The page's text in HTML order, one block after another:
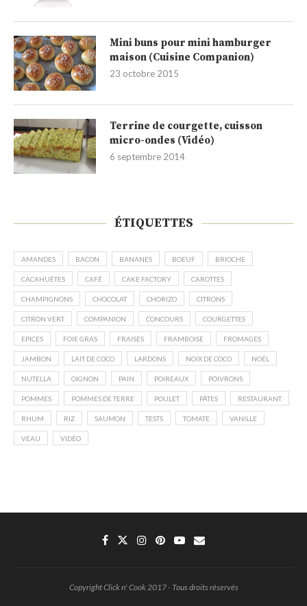
Mini buns pour mini hamburger
maison (Cuisine Companion)
23 octobre 2015
Terrine de courgette, cuisson
micro-ondes (Vidéo)
6 septembre 2014
ÉTIQUETTES
AMANDES BACON BANANES BOEUF BRIOCHE
CACAHUÈTES CAFÉ CAKE FACTORY CAROTTES
CHAMPIGNONS CHOCOLAT CHORIZO CITRONS
CITRON VERT COMPANION CONCOURS COURGETTES
EPICES FOIE GRAS FRAISES FRAMBOISE FROMAGES
JAMBON LAIT DE COCO LARDONS NOIX DE COCO NOËL
NUTELLA OIGNON PAIN POIREAUX POIVRONS
POMMES POMMES DE TERRE POULET PÂTES RESTAURANT
RHUM RIZ SAUMON TESTS TOMATE VANILLE
VEAU VIDÉO
Copyright Click n' Cook 2017 - Tous droits réservés